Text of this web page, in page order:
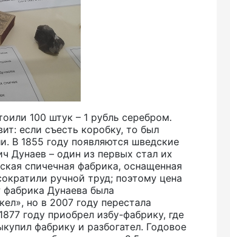
100 штук – 1 рубль серебром.
если съесть коробку, то был
В 1855 году появляются шведские
Дунаев – один из первых стал их
спичечная фабрика, оснащенная
ручной труд; поэтому цена
фабрика Дунаева была
но в 2007 году перестала
году приобрел избу-фабрику, где
фабрику и разбогател. Годовое